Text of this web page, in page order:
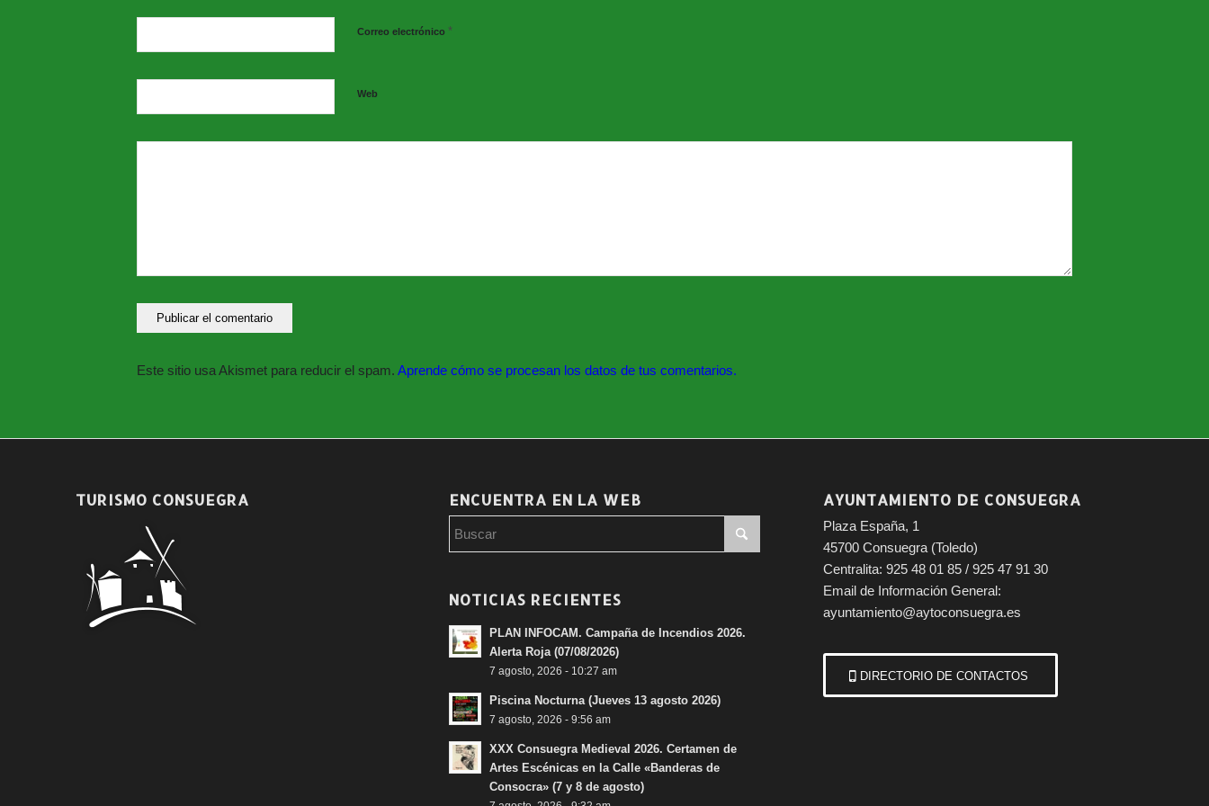
#culturasegura #EsteVirusLoParamosUnidos #JuntosLoConseguiremos #NoBajesLaGuardia #NoLoTiresPorLaBorda
También en
Correo electrónico *
Web
Este sitio usa Akismet para reducir el spam. Aprende cómo se procesan los datos de tus comentarios.
TURISMO CONSUEGRA ENCUENTRA EN LA WEB
NOTICIAS RECIENTES
PLAN INFOCAM. Campaña de Incendios 2026.
Alerta Roja (07/08/2026)
7 agosto, 2026 - 10:27 am
Piscina Nocturna (Jueves 13 agosto 2026)
7 agosto, 2026 - 9:56 am
XXX Consuegra Medieval 2026. Certamen de
Artes Escénicas en la Calle «Banderas de
Consocra» (7 y 8 de agosto)
AYUNTAMIENTO DE CONSUEGRA
Plaza España, 1
45700 Consuegra (Toledo)
Centralita: 925 48 01 85 / 925 47 91 30
Email de Información General:
ayuntamiento@aytoconsuegra.es
DIRECTORIO DE CONTACTOS